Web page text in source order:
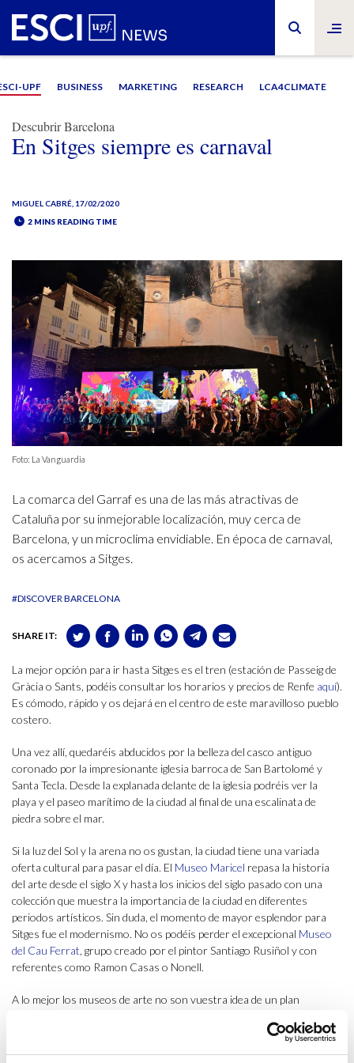
UPF BUSINESS MARKETING RESEARCH LCA4CLIMATE
Descubrir Barcelona
En Sitges siempre es carnaval
MIGUEL CABRÉ , 17/02/2020
2 MINS READING TIME
Foto: La Vanguardia
La comarca del Garraf es una de las más atractivas de
Cataluña por su inmejorable localización, muy cerca de
Barcelona, y un microclima envidiable. En época de carnaval,
os acercamos a Sitges.
#DISCOVER BARCELONA
SHARE IT:
La mejor opción para ir hasta Sitges es el tren (estación de Passeig de
Gràcia o Sants, podéis consultar los horarios y precios de Renfe aquí).
Es cómodo, rápido y os dejará en el centro de este maravilloso pueblo
costero.
Una vez allí, quedaréis abducidos por la belleza del casco antiguo
coronado por la impresionante iglesia barroca de San Bartolomé y
Santa Tecla. Desde la explanada delante de la iglesia podréis ver la
playa y el paseo marítimo de la ciudad al final de una escalinata de
piedra sobre el mar.
Si la luz del Sol y la arena no os gustan, la ciudad tiene una variada
oferta cultural para pasar el día. El Museo Maricel repasa la historia
del arte desde el siglo X y hasta los inicios del siglo pasado con una
colección que muestra la importancia de la ciudad en diferentes
periodos artísticos. Sin duda, el momento de mayor esplendor para
Sitges fue el modernismo. No os podéis perder el excepcional Museo
del Cau Ferrat, grupo creado por el pintor Santiago Rusiñol y con
referentes como Ramon Casas o Nonell.
A lo mejor los museos de arte no son vuestra idea de un plan
museo donde conoceréis la historia de esta prestigiosa marca de ron